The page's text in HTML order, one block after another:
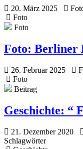
20. März 2025
Foto
Foto
Foto: Berliner
26. Februar 2025
Foto
Beitrag
Geschichte: “
21. Dezember 2020
Schlagwörter